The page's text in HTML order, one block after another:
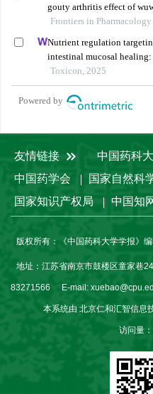
gouty arthritis effect of
Frontiers in Pharmacology
Nutrient regulation
intestinal mucosal
intestinal mucositis
Toxicon, 2025
Powered by
友情链接 中国药科
中国药学会
国家自然科
国家知识产权局
中国知
版权所有：《中国药科大学学报》
地址：江苏省南京市鼓楼区童家巷
83271566 E-mail:
本系统由 北京仁和汇智信息
访问量：